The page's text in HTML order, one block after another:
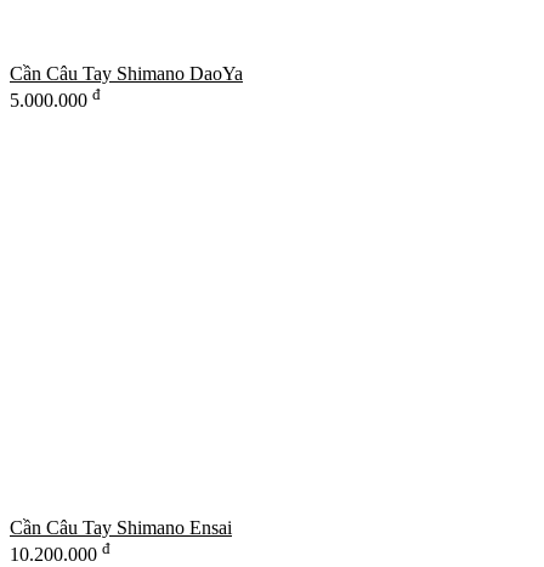
Cần Câu Tay Shimano DaoYa
5.000.000 đ
Cần Câu Tay Shimano Ensai
10.200.000 đ